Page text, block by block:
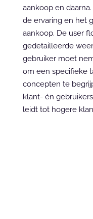
aankoop en
de ervaring en het
aankoop. De user
gedetailleerde
gebruiker moet
om een specifieke
concepten te
klant- én
leidt tot hogere